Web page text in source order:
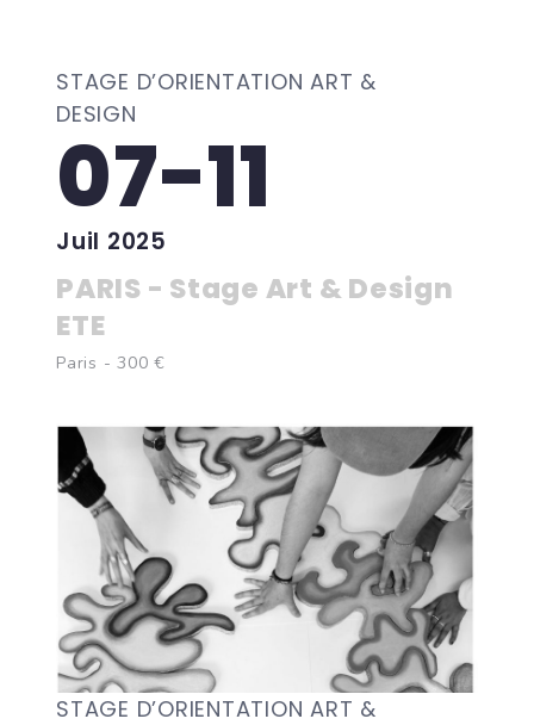
STAGE D’ORIENTATION ART &
DESIGN
07-11
Juil 2025
PARIS - Stage Art & Design
ETE
Paris - 300 €
STAGE D’ORIENTATION ART &